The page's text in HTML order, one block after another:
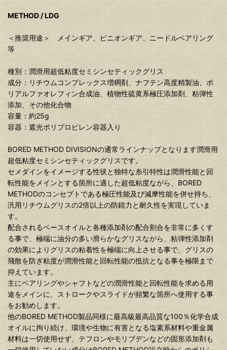
METHOD / LDG
＜推奨用途＞ メインギア、ピニオンギア、ニードルベアリング
等
種別：潤滑用超低粘度セミシンセティックグリス
成分：リチウムコンプレックス増稠剤、ナフテン高度精製油、ポ
リアルファオレフィン合成油、植物性硫黄系極圧添加剤、粘弾性
添加、その他化合物
容量：約25g
容器：遮光ポリプロピレン容器入り
BORED METHOD DIVISIONの通常ラインナップとなります潤滑用
超低粘度セミシンセティックグリスです。
セメダインをイメージする性状と独特な糸引特性は潤滑性能と回
転性能をメインとする箇所に適した超低粘度ながら、BORED
METHODのコンセプトである極圧性能及び減摩性能を併せ持ち、
汎用リチウムグリスの2倍以上の防錆力と耐久性を実現していま
す。
配合されるベースオイルと各種添加剤の配合割合を非常に多くす
る事で、極端に油分の多い滑らかなグリスながら、粘弾性添加剤
の効果によりグリスの粘着性を極端に向上させる事で、グリスの
飛散を防ぎ粘度が潤滑性能と回転性能の抵抗となる事を極限まで
抑えています。
主にベアリングやシャフトなどの潤滑性能と回転性能を求める用
途をメインに、ストロークやスライドが頻繁な箇所へ使用する事
をお勧めします。
他のBORED METHOD製品同様に最高級最高品質な100％化学合成
オイルに拘り続け、環境や生物に有害となる塩素系材料や重金属
材料は一切使用せず、テフロンやモリブデンなどの固形添加剤も